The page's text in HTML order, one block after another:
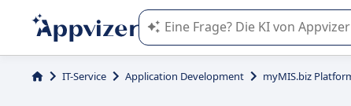
Die KI von Appvizer führt Sie bei
IT-Service Application Development myMIS.biz